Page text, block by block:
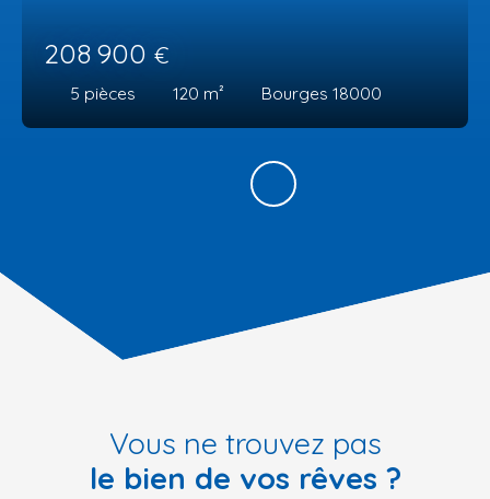
208 900 €
5 pièces 120 m² Bourges 18000
Vous ne trouvez pas
le bien de vos rêves ?